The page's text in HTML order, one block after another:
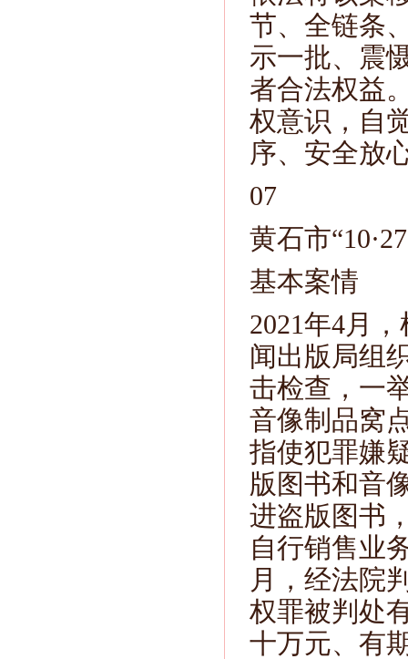
节、全链条
示一批、震
者合法权益
权意识，自
序、安全放
07
黄石市
基本案情
2021年4月
闻出版局组
击检查，一
音像制品窝
指使犯罪嫌
版图书和音
进盗版图书
自行销售业
月，经法院
权罪被判处
十万元、有